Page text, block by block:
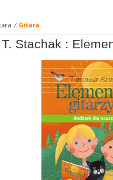
⁄ Gitara
Stachak :